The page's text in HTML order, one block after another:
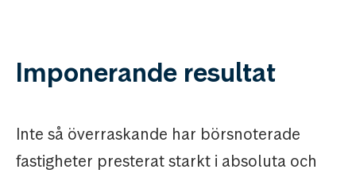
Imponerande resultat
Inte så överraskande har börsnoterade
fastigheter presterat starkt i absoluta och